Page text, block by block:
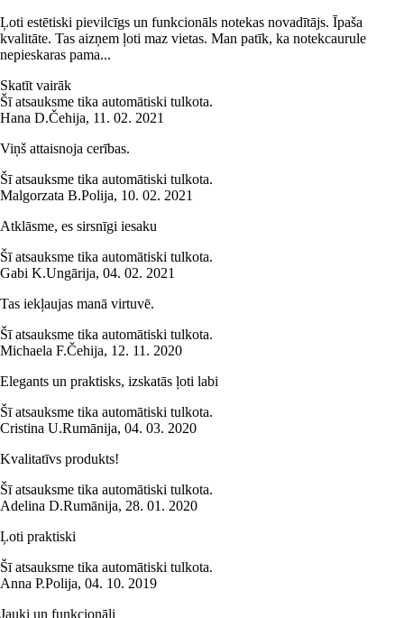
Ļoti estētiski pievilcīgs un funkcionāls notekas novadītājs. Īpaša
kvalitāte. Tas aizņem ļoti maz vietas. Man patīk, ka notekcaurule
nepieskaras pama...
Skatīt vairāk
Šī atsauksme tika automātiski tulkota.
Hana D.Čehija, 11. 02. 2021
Viņš attaisnoja cerības.
Šī atsauksme tika automātiski tulkota.
Malgorzata B.Polija, 10. 02. 2021
Atklāsme, es sirsnīgi iesaku
Šī atsauksme tika automātiski tulkota.
Gabi K.Ungārija, 04. 02. 2021
Tas iekļaujas manā virtuvē.
Šī atsauksme tika automātiski tulkota.
Michaela F.Čehija, 12. 11. 2020
Elegants un praktisks, izskatās ļoti labi
Šī atsauksme tika automātiski tulkota.
Cristina U.Rumānija, 04. 03. 2020
Kvalitatīvs produkts!
Šī atsauksme tika automātiski tulkota.
Adelina D.Rumānija, 28. 01. 2020
Ļoti praktiski
Šī atsauksme tika automātiski tulkota.
Anna P.Polija, 04. 10. 2019
Jauki un funkcionāli